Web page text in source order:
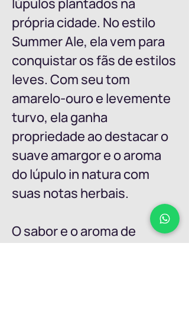
própria cidade. No estilo
Summer Ale, ela vem para
conquistar os fãs de estilos
leves. Com seu tom
amarelo-ouro e levemente
turvo, ela ganha
propriedade ao destacar o
suave amargor e o aroma
do lúpulo in natura com
suas notas herbais.
O sabor e o aroma de